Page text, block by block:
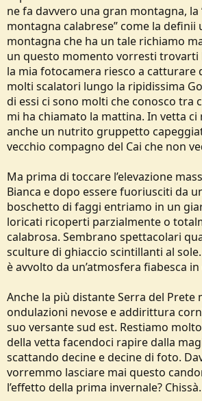
ne fa davvero una gran montagna, la
montagna calabrese” come la definii
montagna che ha un tale richiamo
un questo momento vorresti trovarti
la mia fotocamera riesco a catturare
molti scalatori lungo la ripidissima
di essi ci sono molti che conosco tra
mi ha chiamato la mattina. In vetta
anche un nutrito gruppetto
vecchio compagno del Cai che non
Ma prima di toccare l’elevazione
Bianca e dopo essere fuoriusciti da
boschetto di faggi entriamo in un
loricati ricoperti parzialmente o
calabrosa. Sembrano spettacolari
sculture di ghiaccio scintillanti al
è avvolto da un’atmosfera fiabesca
Anche la più distante Serra del Prete
ondulazioni nevose e addirittura
suo versante sud est. Restiamo
della vetta facendoci rapire dalla
scattando decine e decine di foto.
vorremmo lasciare mai questo
l’effetto della prima invernale? Chissà.